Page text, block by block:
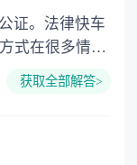
4. 土
式在很多情况
需要公正的也
遗产继承进行
获取全部解答>